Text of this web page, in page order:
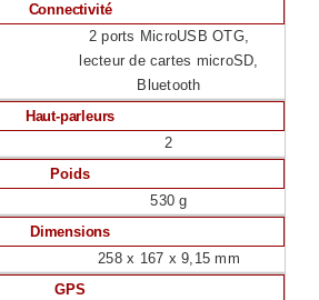
Connectivité
2 ports MicroUSB OTG,
lecteur de cartes microSD,
Bluetooth
Haut-parleurs
2
Poids
530 g
Dimensions
258 x 167 x 9,15 mm
GPS